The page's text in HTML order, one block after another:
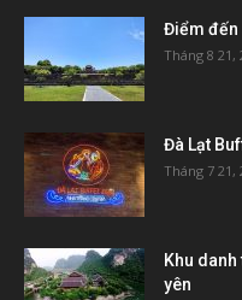
Điểm đến
Tháng 8 21,
Đà Lạt
Tháng 7 21,
Khu
yên